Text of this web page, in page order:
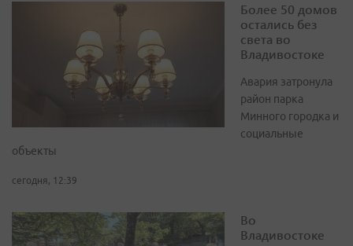
Более 50 домов
остались без
света во
Владивостоке
Авария затронула
район парка
Минного городка и
социальные
объекты
сегодня, 12:39
Во
Владивостоке